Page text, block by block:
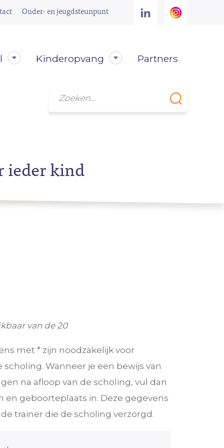
Ouder- en jeugdsteunpunt
Kinderopvang Partners
Zoeken
ieder kind
van de 20
met * zijn noodzakelijk voor
Wanneer je een bewijs van
na afloop van de scholing, vul dan
en geboorteplaats in. Deze gegevens
trainer die de scholing verzorgd.